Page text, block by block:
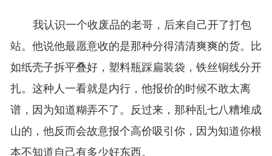
我认识一个收废品的老哥，后来自己开了打包
站。他说他最愿意收的是那种分得清清爽爽的货。比
如纸壳子拆平叠好，塑料瓶踩扁装袋，铁丝铜线分开
扎。这种人一看就是内行，他报价的时候不敢太离
谱，因为知道糊弄不了。反过来，那种乱七八糟堆成
山的，他反而会故意报个高价吸引你，因为知道你根
本不知道自己有多少好东西。